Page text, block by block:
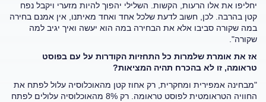
יחליפו את אלו הרעות, הקשות. השלילי יהפוך להיות מזערי ויקבל נפח
קטן בהרבה. לכן, חשוב לדעת שלכל אחד ואחד מאיתנו, אין אמנם בחירה
במה שקורה סביבו אלא את הבחירה במה הוא יעשה ואיך יגיב למה
שקורה".
אז את אומרת שלמרות כל התחזיות הקודרות על עם בפוסט
טראומה, זו לא בהכרח תהיה המציאות?
"מבחינה אמפירית ומחקרית, רק אחוז קטן מהאוכלוסיה עלול לפתח את
החוויה הטראומטית לפוסט טראומה. רק 8% מהאוכלוסיה עלולים לפתח